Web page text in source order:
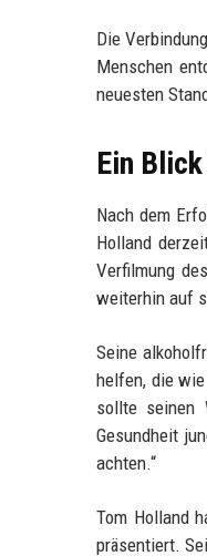
Die
Menschen
neuesten
Ein
Nach dem
Holland
Verfilmung
weiterhin auf
Seine
helfen, die
sollte seinen
Gesundheit
achten.“
Tom Holland
präsentiert.